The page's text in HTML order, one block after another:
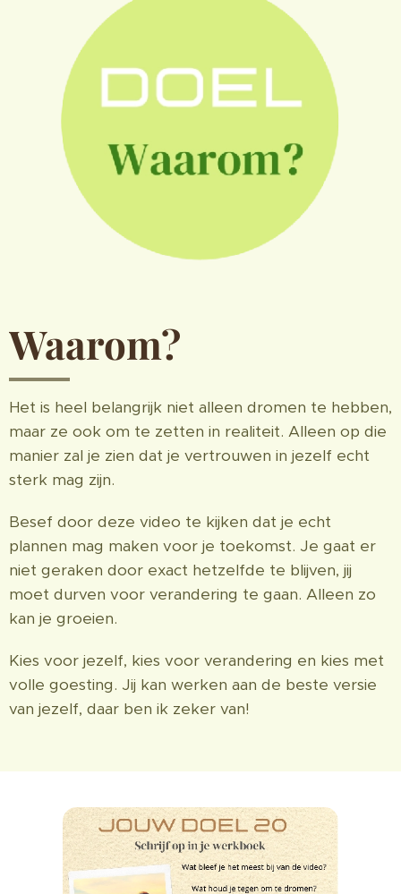
Waarom?
Het is heel belangrijk niet alleen dromen te hebben,
maar ze ook om te zetten in realiteit. Alleen op die
manier zal je zien dat je vertrouwen in jezelf echt
sterk mag zijn.
Besef door deze video te kijken dat je echt
plannen mag maken voor je toekomst. Je gaat er
niet geraken door exact hetzelfde te blijven, jij
moet durven voor verandering te gaan. Alleen zo
kan je groeien.
Kies voor jezelf, kies voor verandering en kies met
volle goesting. Jij kan werken aan de beste versie
van jezelf, daar ben ik zeker van!